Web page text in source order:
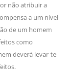
não atribuir a
a um nível
de um homem
como
deverá levar-te